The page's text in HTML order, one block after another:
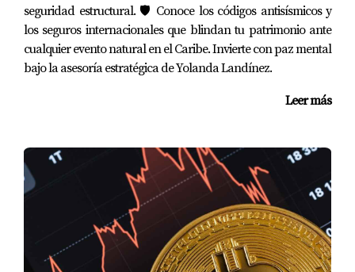
El mercado inmobiliario de Punta Cana ofrece grandes
oportunidades, pero solo para quienes toman decisiones
informadas y estratégicas.
seguridad estructural. 🛡️ Conoce los códigos antisísmicos y
los seguros internacionales que blindan tu patrimonio ante
cualquier evento natural en el Caribe. Invierte con paz mental
bajo la asesoría estratégica de Yolanda Landínez.
Leer más